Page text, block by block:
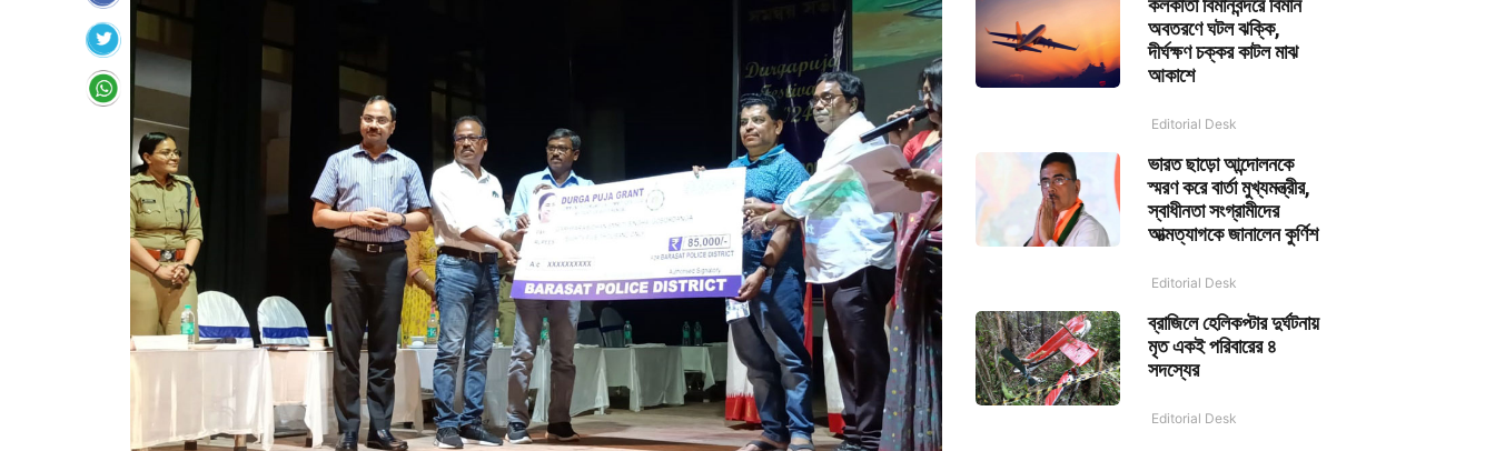
কলকাতা বিমানবন্দরে বিমান
অবতরণে ঘটল ঝক্কি,
দীর্ঘক্ষণ চক্কর কাটল মাঝ
আকাশে
Editorial Desk
ভারত ছাড়ো আন্দোলনকে
স্মরণ করে বার্তা মুখ্যমন্ত্রীর,
স্বাধীনতা সংগ্রামীদের
আত্মত্যাগকে জানালেন কুর্ণিশ
Editorial Desk
ব্রাজিলে হেলিকপ্টার দুর্ঘটনায়
মৃত একই পরিবারের ৪
সদস্যের
Editorial Desk